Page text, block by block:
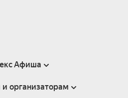
Афиша
Справка
организаторам